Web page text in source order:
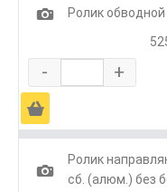
1
Ролик
- +
Ä
1
Ролик
сб. (алюм.) без